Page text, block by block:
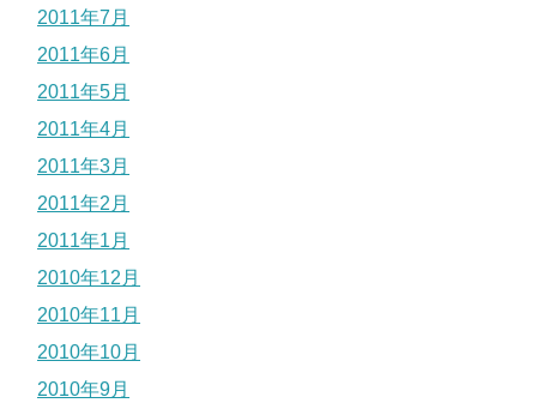
2011年7月
2011年6月
2011年5月
2011年4月
2011年3月
2011年2月
2011年1月
2010年12月
2010年11月
2010年10月
2010年9月